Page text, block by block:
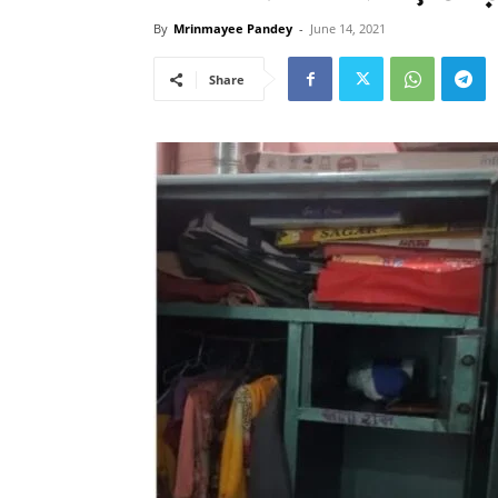
By Mrinmayee Pandey - June 14, 2021
Share